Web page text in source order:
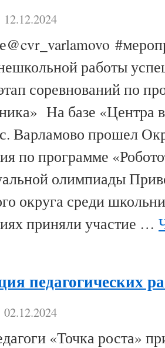
работы
соревнований по
На базе «Центра
Варламово прошел
по программе
олимпиады
округа среди
приняли участие …
педагогических
«Точка роста»